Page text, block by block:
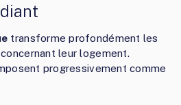
transforme profondément les
concernant leur logement.
progressivement comme